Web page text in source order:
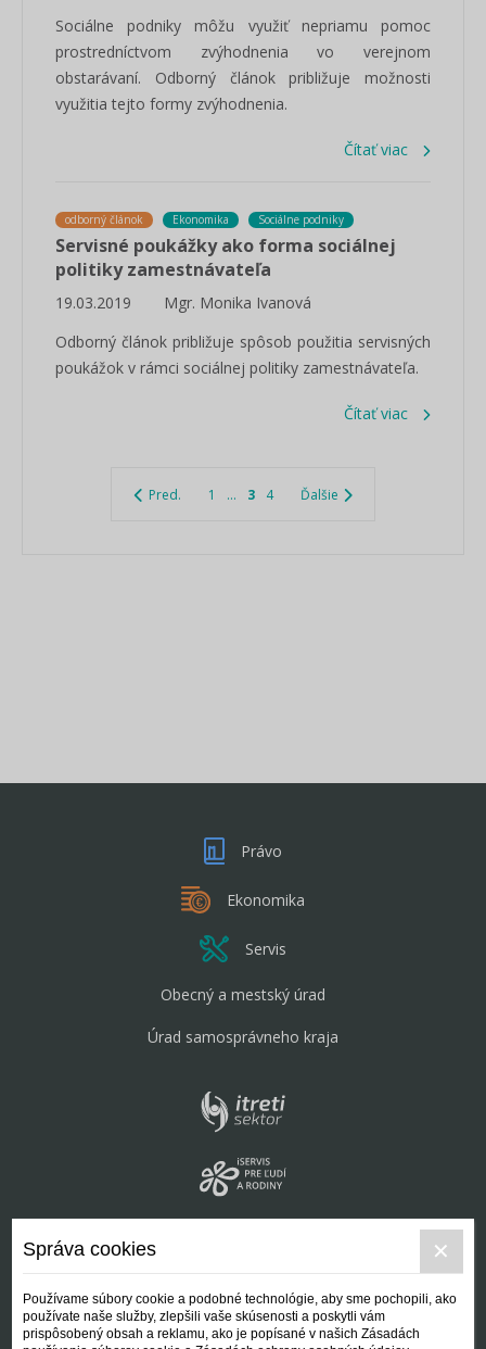
Sociálne podniky môžu využiť nepriamu pomoc
prostredníctvom zvýhodnenia vo verejnom
obstarávaní. Odborný článok približuje možnosti
využitia tejto formy zvýhodnenia.
Čítať viac
odborný článok Ekonomika Sociálne podniky
Servisné poukážky ako forma sociálnej
politiky zamestnávateľa
19.03.2019
Mgr. Monika Ivanová
Odborný článok približuje spôsob použitia servisných
poukážok v rámci sociálnej politiky zamestnávateľa.
Čítať viac
Pred. 1 ... 3 4 Ďalšie
Právo
Ekonomika
Servis
Obecný a mestský úrad
Úrad samosprávneho kraja
Správa cookies
Používame súbory cookie a podobné technológie, aby sme pochopili, ako
používate naše služby, zlepšili vaše skúsenosti a poskytli vám
prispôsobený obsah a reklamu, ako je popísané v našich Zásadách